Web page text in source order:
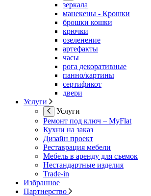
зеркала
манекены - Крошки
брошки кошки
крючки
озеленение
артефакты
часы
рога декоративные
панно/картины
сертификот
двери
Услуги
Услуги
Ремонт под ключ – MyFlat
Кухни на заказ
Дизайн проект
Реставрация мебели
Мебель в аренду для съемок
Нестандартные изделия
Trade-in
Избранное
Партнерство